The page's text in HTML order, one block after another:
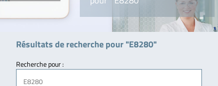
Résultats de recherche pour "E8280"
Recherche pour :